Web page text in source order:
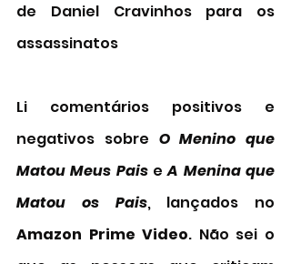
de Daniel Cravinhos para os
assassinatos
Li comentários positivos e
negativos sobre O Menino que
Matou Meus Pais e A Menina que
Matou os Pais
Amazon Prime Video. Não sei o